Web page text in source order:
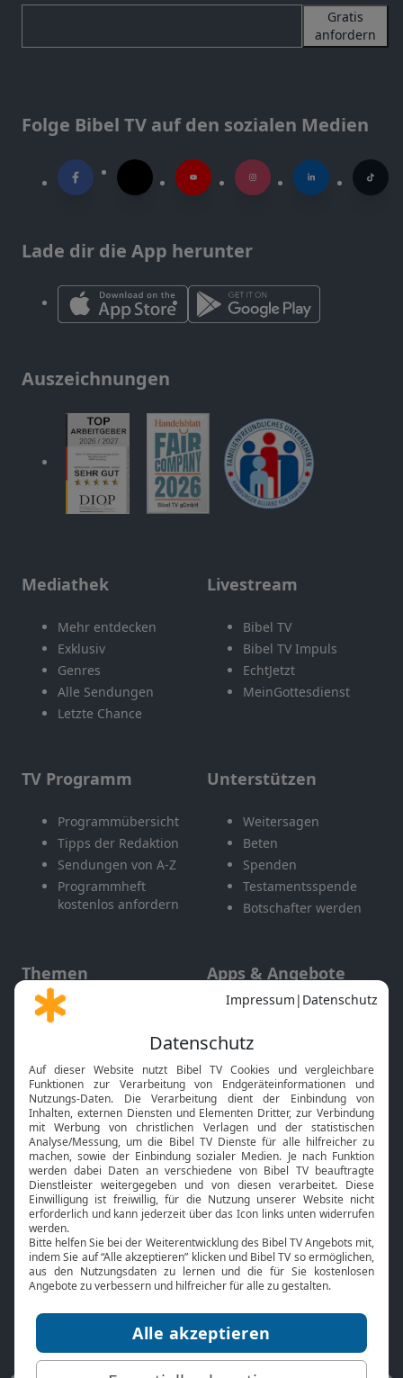
Gratis
anfordern
Folge Bibel TV auf den sozialen Medien
Lade dir die App herunter
Auszeichnungen
Mediathek
Mehr entdecken
Exklusiv
Genres
Alle Sendungen
Letzte Chance
Livestream
Bibel TV
Bibel TV Impuls
EchtJetzt
MeinGottesdienst
TV Programm
Programmübersicht
Tipps der Redaktion
Sendungen von A-Z
Programmheft
kostenlos anfordern
Unterstützen
Weitersagen
Beten
Spenden
Testamentsspende
Botschafter werden
Themen
Gott und Bibel erklärt
Neuigkeiten
Apps & Angebote
Mobile App
Smart TV
HbbTV
Bibelthek Online-Bibel
Nächster Gottesdienst
Bibel TV
Über uns
Jobs
Mediadaten
Service
Kontakt
TV-Empfang